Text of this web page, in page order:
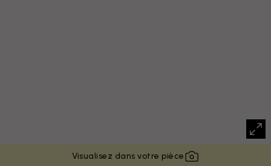
Visualisez dans votre pièce